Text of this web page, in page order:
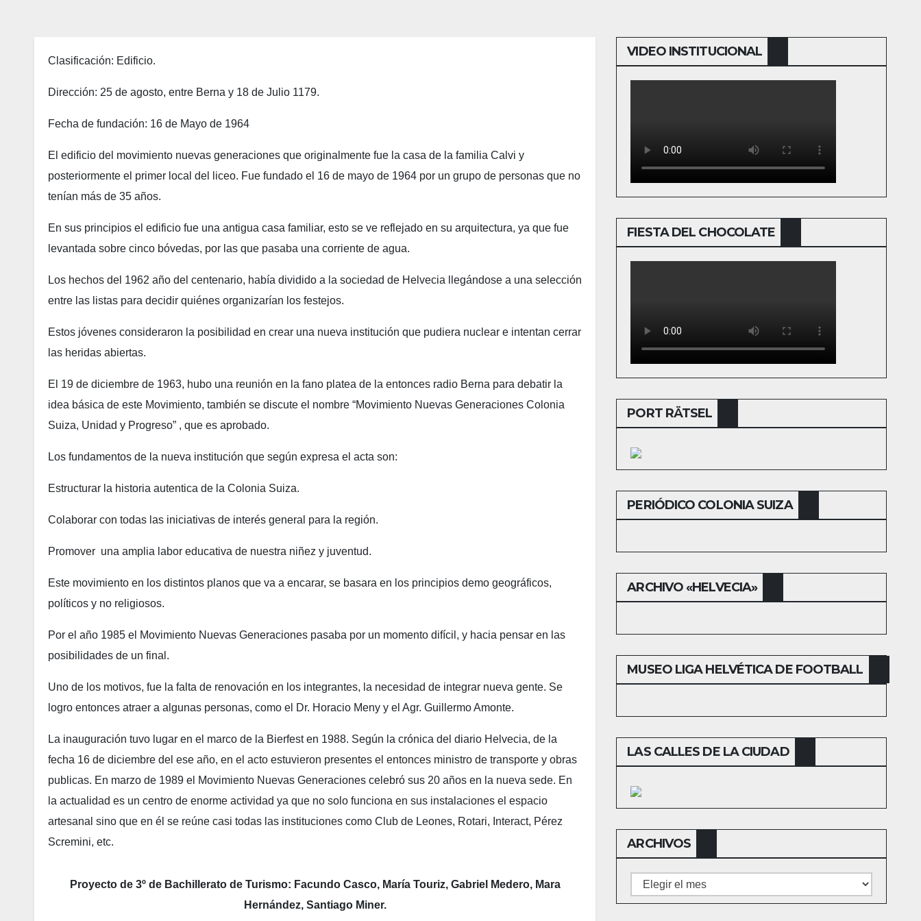
Clasificación: Edificio.
Dirección: 25 de agosto, entre Berna y 18 de Julio 1179.
Fecha de fundación: 16 de Mayo de 1964
El edificio del movimiento nuevas generaciones que originalmente fue la casa de la familia Calvi y
posteriormente el primer local del liceo. Fue fundado el 16 de mayo de 1964 por un grupo de personas que no
tenían más de 35 años.
En sus principios el edificio fue una antigua casa familiar, esto se ve reflejado en su arquitectura, ya que fue
levantada sobre cinco bóvedas, por las que pasaba una corriente de agua.
Los hechos del 1962 año del centenario, había dividido a la sociedad de Helvecia llegándose a una selección
entre las listas para decidir quiénes organizarían los festejos.
Estos jóvenes consideraron la posibilidad en crear una nueva institución que pudiera nuclear e intentan cerrar
las heridas abiertas.
El 19 de diciembre de 1963, hubo una reunión en la fano platea de la entonces radio Berna para debatir la
idea básica de este Movimiento, también se discute el nombre “Movimiento Nuevas Generaciones Colonia
Suiza, Unidad y Progreso” , que es aprobado.
Los fundamentos de la nueva institución que según expresa el acta son:
Estructurar la historia autentica de la Colonia Suiza.
Colaborar con todas las iniciativas de interés general para la región.
Promover una amplia labor educativa de nuestra niñez y juventud.
Este movimiento en los distintos planos que va a encarar, se basara en los principios demo geográficos,
políticos y no religiosos.
Por el año 1985 el Movimiento Nuevas Generaciones pasaba por un momento difícil, y hacia pensar en las
posibilidades de un final.
Uno de los motivos, fue la falta de renovación en los integrantes, la necesidad de integrar nueva gente. Se
logro entonces atraer a algunas personas, como el Dr. Horacio Meny y el Agr. Guillermo Amonte.
La inauguración tuvo lugar en el marco de la Bierfest en 1988. Según la crónica del diario Helvecia, de la
fecha 16 de diciembre del ese año, en el acto estuvieron presentes el entonces ministro de transporte y obras
publicas. En marzo de 1989 el Movimiento Nuevas Generaciones celebró sus 20 años en la nueva sede. En
la actualidad es un centro de enorme actividad ya que no solo funciona en sus instalaciones el espacio
artesanal sino que en él se reúne casi todas las instituciones como Club de Leones, Rotari, Interact, Pérez
Scremini, etc.
Proyecto de 3º de Bachillerato de Turismo: Facundo Casco, María Touriz, Gabriel Medero, Mara
Hernández, Santiago Miner.
VIDEO INSTITUCIONAL
FIESTA DEL CHOCOLATE
PORT RÄTSEL
PERIÓDICO COLONIA SUIZA
ARCHIVO «HELVECIA»
MUSEO LIGA HELVÉTICA DE FOOTBALL
LAS CALLES DE LA CIUDAD
ARCHIVOS
Archivos